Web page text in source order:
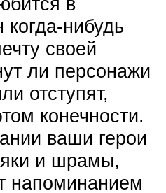
нибудь
своей
ли персонажи
отступят,
конечности.
ваши герои
и шрамы,
напоминанием